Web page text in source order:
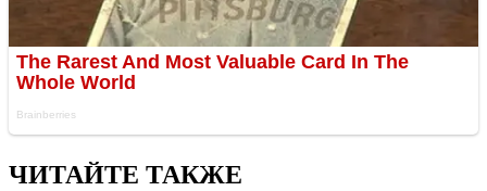
ЧИТАЙТЕ ТАКЖЕ